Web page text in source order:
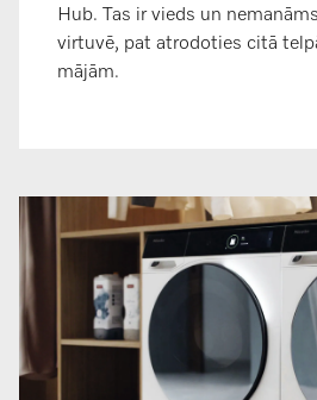
Hub. Tas ir vieds un
virtuvē, pat atrodoties citā
mājām.